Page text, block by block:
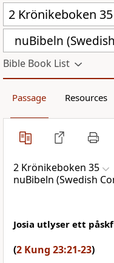
Bible Book List
Passage Resources
2 Krönikeboken 35
nuBibeln (Swedish
Josia utlyser ett
(2 Kung 23:21-23)